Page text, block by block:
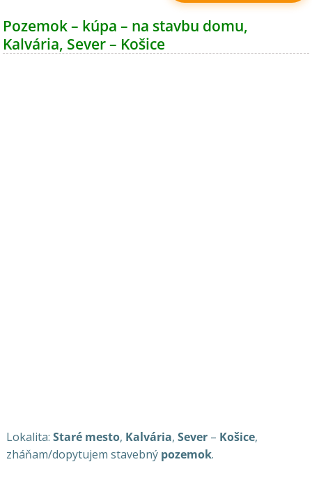
Pozemok – kúpa – na stavbu domu,
Kalvária, Sever – Košice
Lokalita: Staré mesto, Kalvária, Sever– Košice,
zháňam/dopytujem stavebný pozemok.